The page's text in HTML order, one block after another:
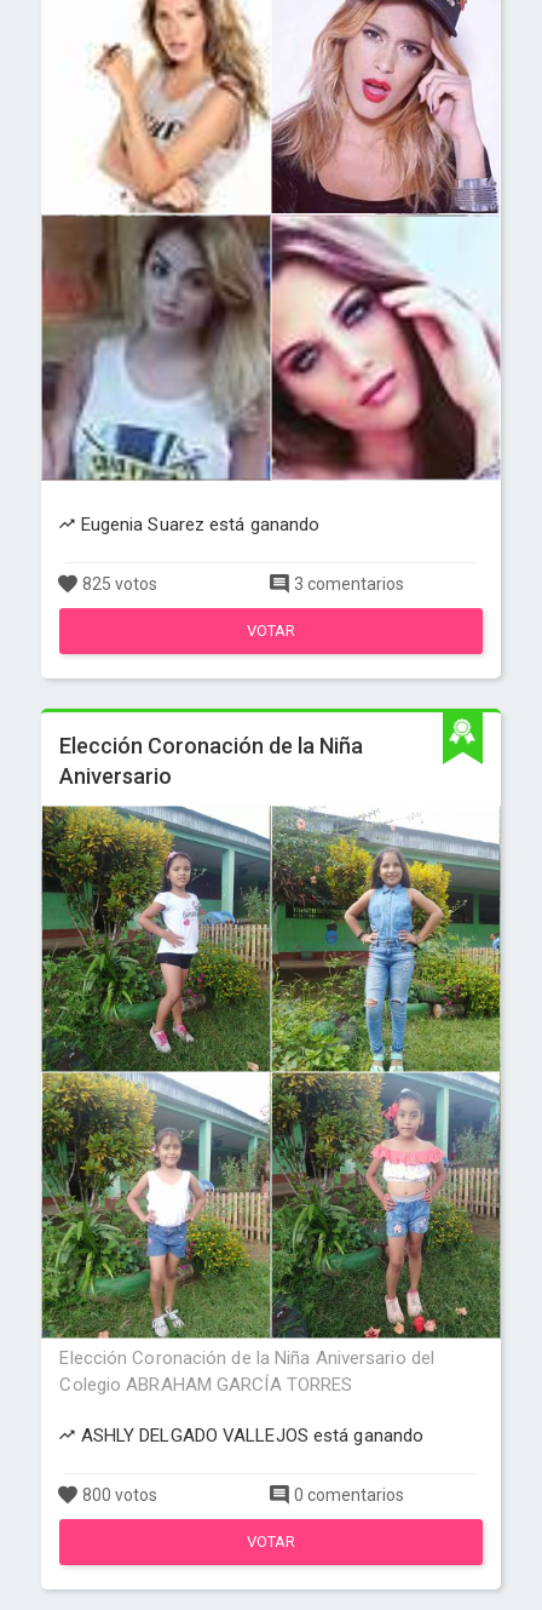
Eugenia Suarez está ganando
825 votos 3 comentarios
VOTAR
Elección Coronación de la Niña
Aniversario
Elección Coronación de la Niña Aniversario del
Colegio ABRAHAM GARCÍA TORRES
ASHLY DELGADO VALLEJOS está ganando
800 votos 0 comentarios
VOTAR